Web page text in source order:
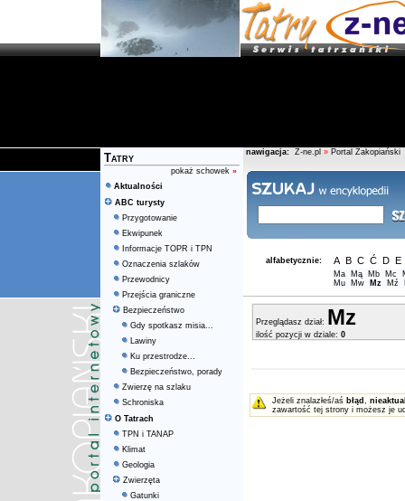
Tatry
pokaż schowek »
Aktualności
ABC turysty
Przygotowanie
Ekwipunek
Informacje TOPR i TPN
Oznaczenia szlaków
Przewodnicy
Przejścia graniczne
Bezpieczeństwo
Gdy spotkasz misia...
Lawiny
Ku przestrodze...
Bezpieczeństwo, porady
Zwierzę na szlaku
Schroniska
O Tatrach
TPN i TANAP
Klimat
Geologia
Zwierzęta
Gatunki
nawigacja: Z-ne.pl » Portal Zakopiański
alfabetycznie: A B C Ć D E
Ma Mą Mb Mc
Mu
Mw Mz Mź
Przeglądasz dział: Mz
ilość pozycji w dziale: 0
Jeżeli znalazłeś/aś błąd ,
zawartość tej strony i możesz je